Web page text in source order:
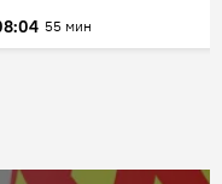
55 мин